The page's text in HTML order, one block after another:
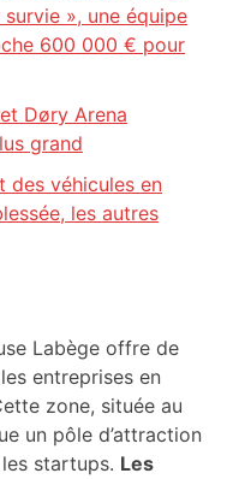
», une équipe
600 000 € pour
Døry Arena
grand
des véhicules en
les autres
Labège offre de
entreprises en
zone, située au
un pôle d’attraction
startups. Les